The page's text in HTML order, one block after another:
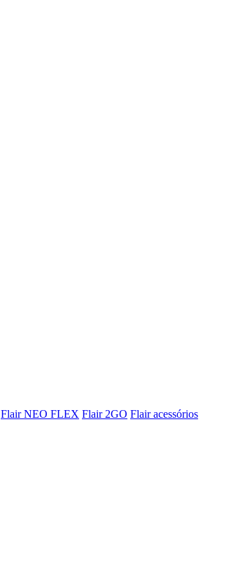
Flair NEO FLEX Flair 2GO Flair acessórios